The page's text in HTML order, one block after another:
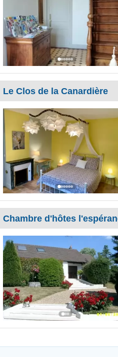
Le Clos de la Canardière
Chambre d'hôtes